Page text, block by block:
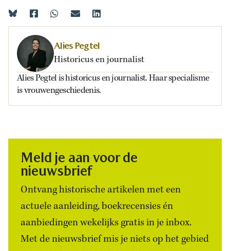
Alies Pegtel
Historicus en journalist
Alies Pegtel is historicus en journalist. Haar specialisme
is vrouwengeschiedenis.
Meld je aan voor de
nieuwsbrief
Ontvang historische artikelen met een
actuele aanleiding, boekrecensies én
aanbiedingen wekelijks gratis in je inbox.
Met de nieuwsbrief mis je niets op het gebied